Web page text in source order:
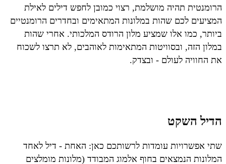
הרומנטית תהיה מושלמת, רצוי כמובן לחפש דילים לאילת
המציעים לכם שהות במלונות המתאימים ובחדרים הרומנטיים
ביותר, כמו אלו שמציע מלון הרודס המלכותי. אחרי שהות
במלון הזה, ובסוויטות המתאימות לאוהבים, לא תרצו לשכוח
את החוויה לעולם - ובצדק.
הדיל השקט
שתי אפשרויות עומדות לרשותכם כאן: האחת - דיל לאחד
המלונות הנמצאים בחוף אלמוג המבודד (מלונות מומלצים